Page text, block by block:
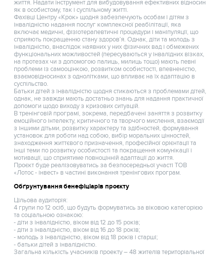
життя. Надати інструмент для вибудовування ефективних відносин
як в особистому, так і суспільному житті.
Фахівці Центру «Крок» щодня забезпечують особам і дітям з
інвалідністю надання послуг комплексної реабілітації, яка
включає медичні, фізіотерапевтичні процедури і маніпуляції, що
сприяють покращенню стану здоров’я. Однак, діти та молодь з
інвалідністю, внаслідок наявних у них фізичних вад і обмежених
функціональних можливостей (пересуваються у інвалідних візках,
на протезах чи з допомогою палиць, милиць тощо) мають певні
проблеми із самооцінкою, розвитком особистості, впевненістю,
взаємовідносинах з однолітками, що впливає на їх адаптацію в
суспільство.
Батьки дітей з інвалідністю щодня стикаються з проблемами дітей,
однак, не завжди мають достатньо знань для надання практичної
допомоги щодо виходу з кризових ситуацій.
В тренінговій програмі, зокрема, передбачені заняття з розвитку
емоційного інтелекту, критичного та творчого мислення, взаємодії
з іншими дітьми, розвитку характеру та здібностей, формування
установок для роботи над собою, вибір моральних цінностей,
знаходження життєвого призначення, професійної орієнтації та
інші теми по розвитку особистості та покращення комунікації і
мотивації, що сприятиме повноцінній адаптації до життя.
Проєкт буде реалізовуватись за безпосередньої участі ТОВ
«Лотос - інвест» в частині виконання тренінгових програм.
Обґрунтування бенефіціарів проєкту
Цільова аудиторія:
4 групи по 12 осіб, що будуть формуватись за віковою категорією
та соціальною ознакою:
- діти з інвалідністю, віком від 12 до 15 років;
- діти з інвалідністю, віком від 16 до 18 років;
- молодь з інвалідністю, віком від 18 років і старші;
- батьки дітей з інвалідністю.
Загальна кількість учасників проекту – 48 жителів територіальної